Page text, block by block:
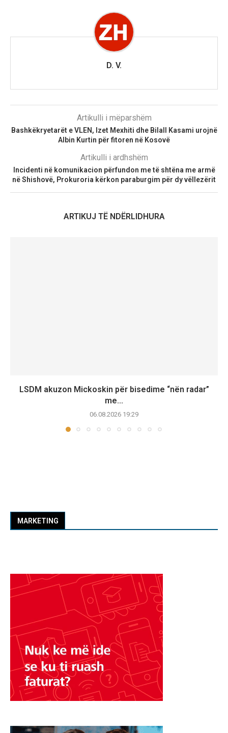
D. V.
Artikulli i mëparshëm
Bashkëkryetarët e VLEN, Izet Mexhiti dhe Bilall Kasami urojnë
Albin Kurtin për fitoren në Kosovë
Artikulli i ardhshëm
Incidenti në komunikacion përfundon me të shtëna me armë
në Shishovë, Prokuroria kërkon paraburgim për dy vëllezërit
ARTIKUJ TË NDËRLIDHURA
LSDM akuzon Mickoskin për bisedime “nën radar”
me...
06.08.2026 19:29
MARKETING